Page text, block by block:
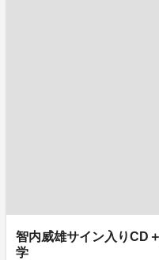
智内威雄サイン入りCD
学